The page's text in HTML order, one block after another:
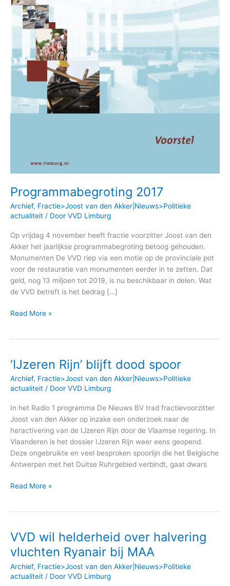
Programmabegroting 2017
Archief, Fractie>Joost van den Akker|Nieuws>Politieke
actualiteit / Door VVD Limburg
Op vrijdag 4 november heeft fractie voorzitter Joost van den
Akker het jaarlijkse programmabegroting betoog gehouden.
Monumenten De VVD riep via een motie op de provinciale pot
voor de restauratie van monumenten eerder in te zetten. Dat
geld, nog 13 miljoen tot 2019, is nu beschikbaar in delen. Wat
de VVD betreft is het bedrag […]
Read More »
‘IJzeren Rijn’ blijft dood spoor
Archief, Fractie>Joost van den Akker|Nieuws>Politieke
actualiteit / Door VVD Limburg
In het Radio 1 programma De Nieuws BV trad fractievoorzitter
Joost van den Akker op inzake een onderzoek naar de
heractivering van de IJzeren Rijn door de Vlaamse regering. In
Vlaanderen is het dossier IJzeren Rijn weer eens geopend.
Deze ongebruikte en veel besproken spoorlijn die het Belgische
Antwerpen met het Duitse Ruhrgebied verbindt, gaat dwars
‘IJzeren
blijft
spoor
Read More »
VVD wil helderheid over halvering
vluchten Ryanair bij MAA
Archief, Fractie>Joost van den Akker|Nieuws>Politieke
actualiteit / Door VVD Limburg
VVD
wil
helderheid
over
halvering